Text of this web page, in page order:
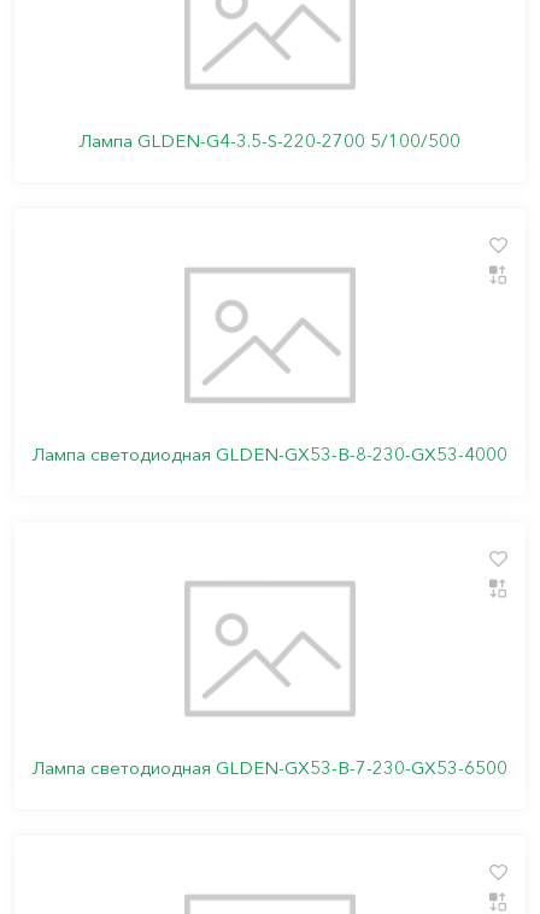
Лампа GLDEN-G4-3.5-S-220-2700 5/100/500
Лампа светодиодная GLDEN-GX53-B-8-230-GX53-4000
Лампа светодиодная GLDEN-GX53-B-7-230-GX53-6500